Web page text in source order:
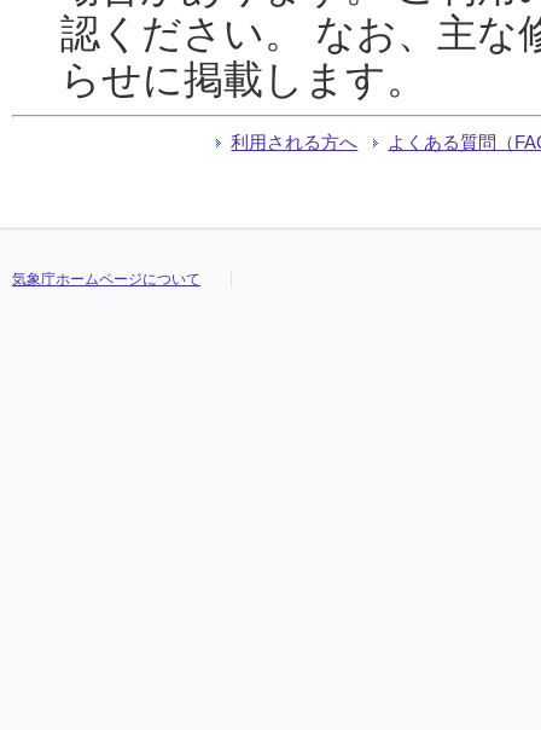
認ください。 なお、主な
らせに掲載します。
利用される方へ よくある質問（
気象庁ホームページについて